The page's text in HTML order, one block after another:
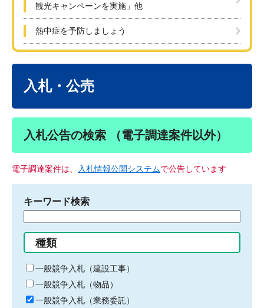
観光キャンペーンを実施」他
熱中症を予防しましょう
入札・公売
入札公告の検索 （電子調達案件以外）
電子調達案件は、 入札情報公開システムで公告しています
キーワード検索
る
キ
ー
ワ
ー
種類
一般競争入札（建設工事）
一般競争入札（物品）
一般競争入札（業務委託）